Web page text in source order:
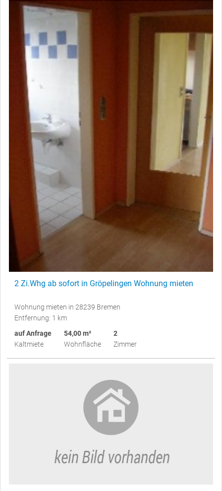
2 Zi.Whg ab sofort in Gröpelingen Wohnung mieten
Wohnung mieten in 28239 Bremen
Entfernung: 1 km
auf Anfrage
Kaltmiete
54,00 m²
Wohnfläche
2
Zimmer